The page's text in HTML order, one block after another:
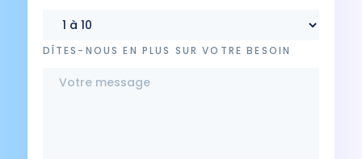
DÎTES-NOUS EN PLUS SUR VOTRE BESOIN